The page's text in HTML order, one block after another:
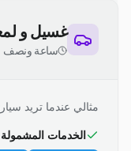
غسيل و
ساعة ونصف
مثالي عندما تريد
الخدمات المشمولة